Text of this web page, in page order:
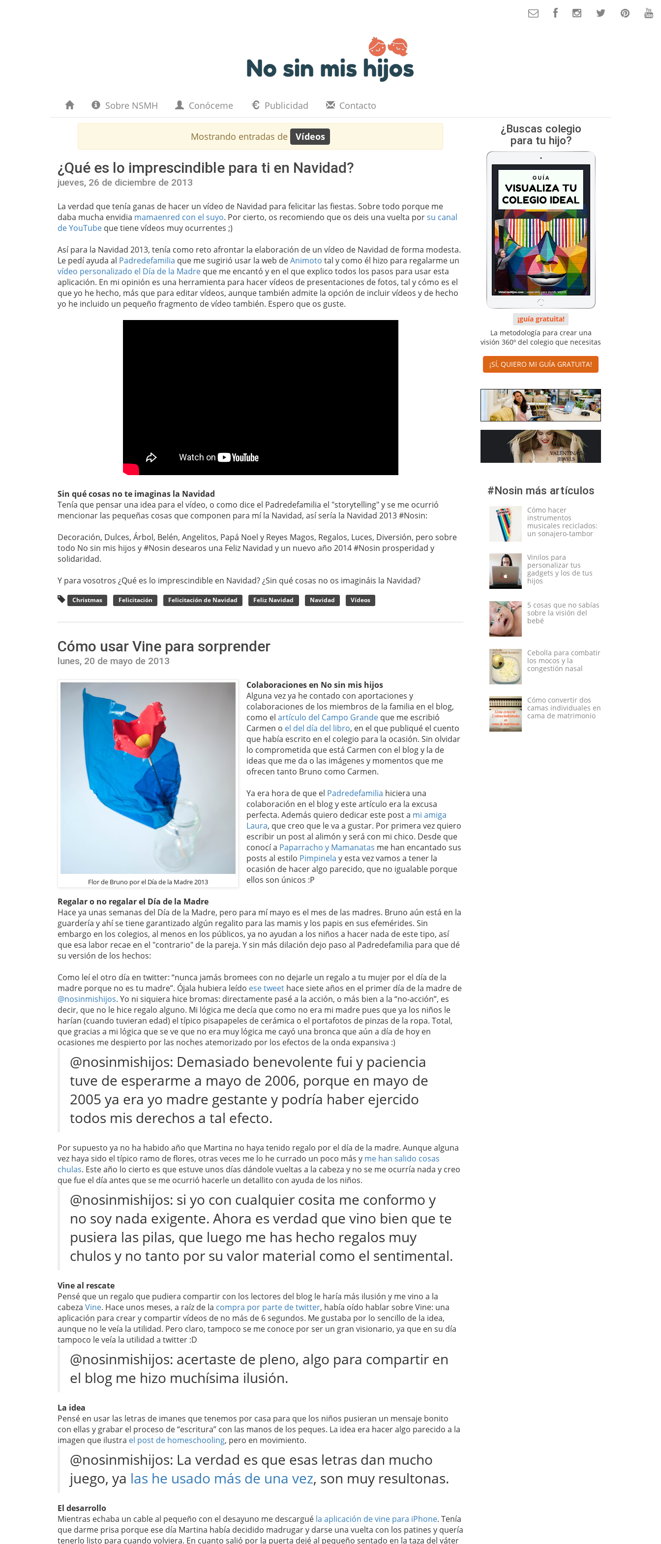
Sobre NSMH Conóceme Publicidad Contacto
Mostrando entradas de Vídeos
¿Qué es lo imprescindible para ti en Navidad?
jueves, 26 de diciembre de 2013
La verdad que tenía ganas de hacer un vídeo de Navidad para felicitar las fiestas. Sobre todo porque me
daba mucha envidia mamaenred con el suyo. Por cierto, os recomiendo que os deis una vuelta porsu canal
de YouTube que tiene vídeos muy ocurrentes ;)
Así para la Navidad 2013, tenía como reto afrontar la elaboración de un vídeo de Navidad de forma modesta.
Le pedí ayuda al Padredefamilia que me sugirió usar la web deAnimoto tal y como él hizo para regalarme un
vídeo personalizado el Día de la Madre que me encantó y en el que explico todos los pasos para usar esta
aplicación. En mi opinión es una herramienta para hacer vídeos de presentaciones de fotos, tal y cómo es el
que yo he hecho, más que para editar vídeos, aunque también admite la opción de incluir vídeos y de hecho
yo he incluido un pequeño fragmento de vídeo también. Espero que os guste.
Sin qué cosas no te imaginas la Navidad
Tenía que pensar una idea para el vídeo, o como dice el Padredefamilia el "storytelling" y se me ocurrió
mencionar las pequeñas cosas que componen para mí la Navidad, así sería la Navidad 2013 #Nosin:
Decoración, Dulces, Árbol, Belén, Angelitos, Papá Noel y Reyes Magos, Regalos, Luces, Diversión, pero sobre
todo No sin mis hijos y #Nosin desearos una Feliz Navidad y un nuevo año 2014 #Nosin prosperidad y
solidaridad.
Y para vosotros ¿Qué es lo imprescindible en Navidad? ¿Sin qué cosas no os imagináis la Navidad?
Christmas Felicitación Felicitación de Navidad Feliz Navidad Navidad Vídeos
Cómo usar Vine para sorprender
lunes, 20 de mayo de 2013
Flor de Bruno por el Día de la Madre 2013
Colaboraciones en No sin mis hijos
Alguna vez ya he contado con aportaciones y
colaboraciones de los miembros de la familia en el blog,
como el artículo del Campo Grande que me escribió
Carmen o el del día del libro, en el que publiqué el cuento
que había escrito en el colegio para la ocasión. Sin olvidar
lo comprometida que está Carmen con el blog y la de
ideas que me da o las imágenes y momentos que me
ofrecen tanto Bruno como Carmen.
Ya era hora de que el Padredefamilia hiciera una
colaboración en el blog y este artículo era la excusa
perfecta. Además quiero dedicar este post a mi amiga
Laura, que creo que le va a gustar. Por primera vez quiero
escribir un post al alimón y será con mi chico. Desde que
conocí a Paparracho y Mamanatas me han encantado sus
posts al estilo Pimpinela y esta vez vamos a tener la
ocasión de hacer algo parecido, que no igualable porque
ellos son únicos :P
Regalar o no regalar el Día de la Madre
Hace ya unas semanas del Día de la Madre, pero para mí mayo es el mes de las madres. Bruno aún está en la
guardería y ahí se tiene garantizado algún regalito para las mamis y los papis en sus efemérides. Sin
embargo en los colegios, al menos en los públicos, ya no ayudan a los niños a hacer nada de este tipo, así
que esa labor recae en el "contrario" de la pareja. Y sin más dilación dejo paso al Padredefamilia para que dé
su versión de los hechos:
Como leí el otro día en twitter: “nunca jamás bromees con no dejarle un regalo a tu mujer por el día de la
madre porque no es tu madre”. Ójala hubiera leído ese tweet hace siete años en el primer día de la madre de
@nosinmishijos. Yo ni siquiera hice bromas: directamente pasé a la acción, o más bien a la “no-acción”, es
decir, que no le hice regalo alguno. Mi lógica me decía que como no era mi madre pues que ya los niños le
harían (cuando tuvieran edad) el típico pisapapeles de cerámica o el portafotos de pinzas de la ropa. Total,
que gracias a mi lógica que se ve que no era muy lógica me cayó una bronca que aún a día de hoy en
ocasiones me despierto por las noches atemorizado por los efectos de la onda expansiva :)
@nosinmishijos: Demasiado benevolente fui y paciencia
tuve de esperarme a mayo de 2006, porque en mayo de
2005 ya era yo madre gestante y podría haber ejercido
todos mis derechos a tal efecto.
Por supuesto ya no ha habido año que Martina no haya tenido regalo por el día de la madre. Aunque alguna
vez haya sido el típico ramo de flores, otras veces me lo he currado un poco más y me han salido cosas
chulas. Este año lo cierto es que estuve unos días dándole vueltas a la cabeza y no se me ocurría nada y creo
que fue el día antes que se me ocurrió hacerle un detallito con ayuda de los niños.
@nosinmishijos: si yo con cualquier cosita me conformo y
no soy nada exigente. Ahora es verdad que vino bien que te
pusiera las pilas, que luego me has hecho regalos muy
chulos y no tanto por su valor material como el sentimental.
Vine al rescate
Pensé que un regalo que pudiera compartir con los lectores del blog le haría más ilusión y me vino a la
cabeza Vine. Hace unos meses, a raíz de la compra por parte de twitter, había oído hablar sobre Vine: una
aplicación para crear y compartir vídeos de no más de 6 segundos. Me gustaba por lo sencillo de la idea,
aunque no le veía la utilidad. Pero claro, tampoco se me conoce por ser un gran visionario, ya que en su día
tampoco le veía la utilidad a twitter :D
@nosinmishijos: acertaste de pleno, algo para compartir en
el blog me hizo muchísima ilusión.
La idea
Pensé en usar las letras de imanes que tenemos por casa para que los niños pusieran un mensaje bonito
con ellas y grabar el proceso de “escritura” con las manos de los peques. La idea era hacer algo parecido a la
imagen que ilustra el post de homeschooling, pero en movimiento.
@nosinmishijos: La verdad es que esas letras dan mucho
juego, ya las he usado más de una vez, son muy resultonas.
El desarrollo
Mientras echaba un cable al pequeño con el desayuno me descargué la aplicación de vine para iPhone. Tenía
que darme prisa porque ese día Martina había decidido madrugar y darse una vuelta con los patines y quería
tenerlo listo para cuando volviera. En cuanto salió por la puerta dejé al pequeño sentado en la taza del váter
¿Buscas colegio
para tu hijo?
¡guía gratuita!
La metodología para crear una
visión 360º del colegio que necesitas
¡SÍ, QUIERO MI GUÍA GRATUITA!
#Nosin más artículos
Cómo hacer
instrumentos
musicales reciclados:
un sonajero-tambor
Vinilos para
personalizar tus
gadgets y los de tus
hijos
5 cosas que no sabías
sobre la visión del
bebé
Cebolla para combatir
los mocos y la
congestión nasal
Cómo convertir dos
camas individuales en
cama de matrimonio